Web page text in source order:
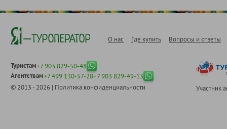
О нас Где купить Вопросы и ответы
Туристам+7 903 829-50-48
Агентствам+7 499 130-57-28+7 903 829-49-13
© 2013 - 2026 | Политика конфиденциальности Участник